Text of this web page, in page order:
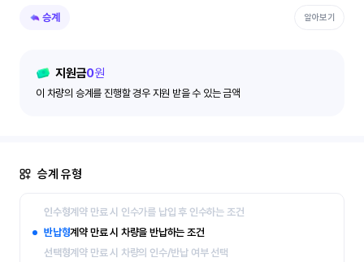
승계 알아보기
지원금0원
이 차량의 승계를 진행할 경우 지원 받을 수 있는 금액
승계 유형
인수형계약 만료 시 인수가를 납입 후 인수하는 조건
반납형계약 만료 시 차량을 반납하는 조건
선택형계약 만료 시 차량의 인수/반납 여부 선택